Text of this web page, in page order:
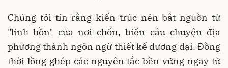
Chúng tôi tin rằng kiến trúc nên bắt nguồn từ
"linh hồn" của nơi chốn, biến câu chuyện địa
phương thành ngôn ngữ thiết kế đương đại. Đồng
thời lồng ghép các nguyên tắc bền vững ngay từ